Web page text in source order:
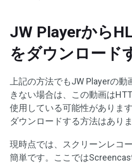
JW Playerから
をダウンロード
上記の方法でもJW Playerの
きない場合は、この動画は
使用している可能性がありま
ダウンロードする方法はありま
現時点では、スクリーンレコ
簡単です。ここでは